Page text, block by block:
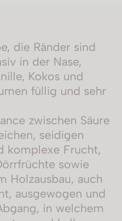
die Ränder sind
in der Nase,
Kokos und
füllig und sehr
zwischen Säure
seidigen
komplexe Frucht,
sowie
Holzausbau, auch
ausgewogen und
in welchem